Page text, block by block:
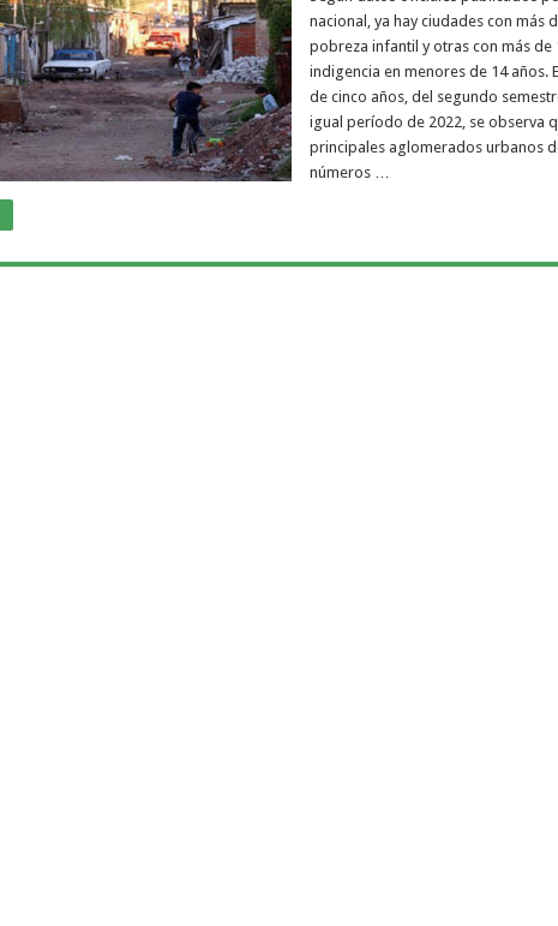
nacional, ya hay ciudades con más
pobreza infantil y otras con más de
indigencia en menores de 14 años.
de cinco años, del segundo
igual período de 2022, se observa
principales aglomerados urbanos
números …